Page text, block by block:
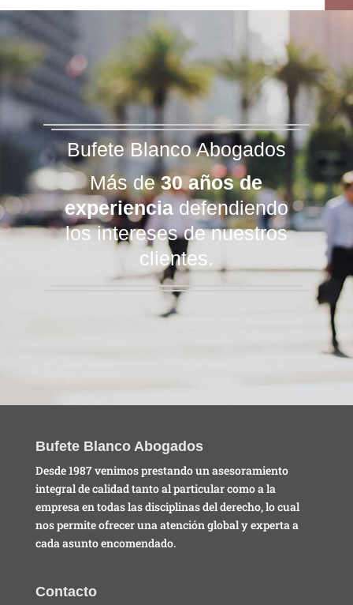
Bufete Blanco Abogados
Más de30 años de
experienciadefendiendo
los intereses de nuestros
clientes.
Bufete Blanco Abogados
Desde 1987 venimos prestando un asesoramiento
integral de calidad tanto al particular como a la
empresa en todas las disciplinas del derecho, lo cual
nos permite ofrecer una atención global y experta a
cada asunto encomendado.
Contacto